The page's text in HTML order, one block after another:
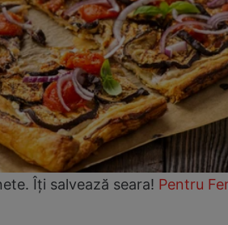
Îți salvează seara! Pentru